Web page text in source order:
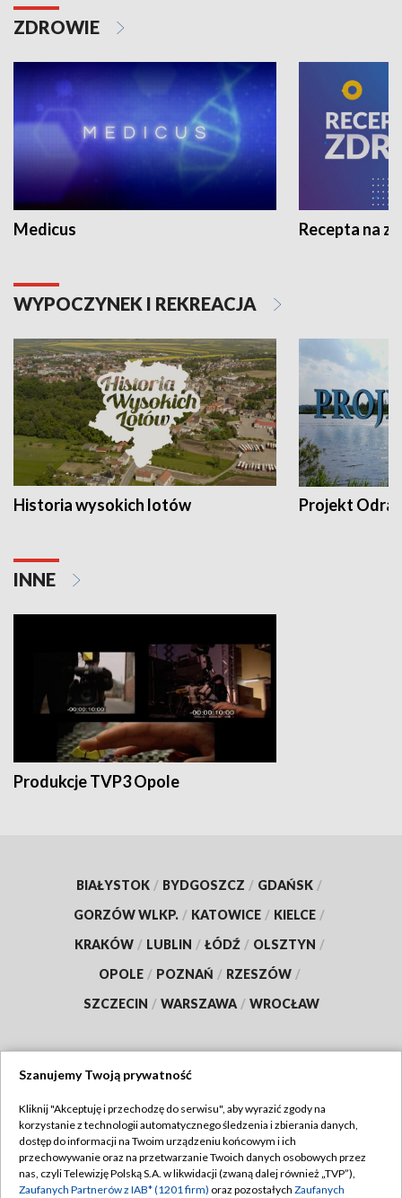
ZDROWIE
Medicus Recepta na
WYPOCZYNEK I REKREACJA
Historia wysokich lotów Projekt Odra
INNE
Produkcje TVP3 Opole
BIAŁYSTOK / BYDGOSZCZ / GDAŃSK /
GORZÓW WLKP. / KATOWICE / KIELCE /
KRAKÓW / LUBLIN / ŁÓDŹ / OLSZTYN /
OPOLE / POZNAŃ / RZESZÓW /
SZCZECIN / WARSZAWA / WROCŁAW
TVP
Abonament TVP
Emisja w TVP
Regulamin TVP
Polityka prywatności
Szanujemy Twoją prywatność
Kliknij "Akceptuję i przechodzę do serwisu", aby wyrazić zgody na
korzystanie z technologii automatycznego śledzenia i zbierania danych,
dostęp do informacji na Twoim urządzeniu końcowym i ich
przechowywanie oraz na przetwarzanie Twoich danych osobowych przez
nas, czyli Telewizję Polską S.A. w likwidacji (zwaną dalej również „TVP”),
Zaufanych Partnerów z IAB* (1201 firm) oraz pozostałych Zaufanych